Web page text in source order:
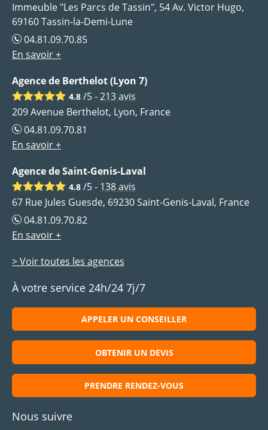
Immeuble "Les Parcs de Tassin", 54 Av. Victor Hugo,
69160 Tassin-la-Demi-Lune
04.81.09.70.85
En savoir +
Agence de Berthelot (Lyon 7)
4.8 /5 -213avis
209 Avenue Berthelot, Lyon, France
04.81.09.70.81
En savoir +
Agence de Saint-Genis-Laval
4.8 /5 - 138avis
67 Rue Jules Guesde, 69230 Saint-Genis-Laval, France
04.81.09.70.82
En savoir +
> Voir toutes les agences
À votre service 24h/24 7j/7
APPELER UN CONSEILLER
OBTENIR UN DEVIS
PRENDRE RENDEZ-VOUS
Nous suivre